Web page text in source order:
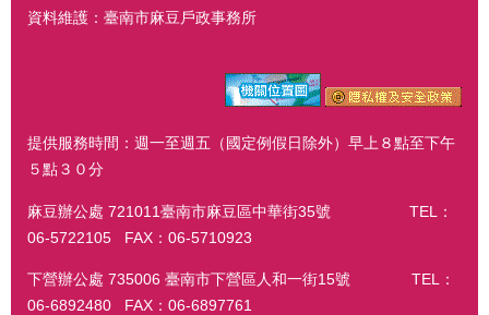
資料維護：臺南市麻豆戶政事務所
提供服務時間：週一至週五（國定例假日除外）早上８點至下午
５點３０分
麻豆辦公處 721011臺南市麻豆區中華街35號 TEL：
06-5722105 FAX：06-5710923
下營辦公處 735006 臺南市下營區人和一街15號 TEL：
06-6892480 FAX：06-6897761